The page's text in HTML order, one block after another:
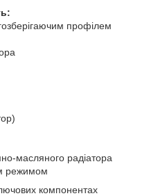
профілем
масляного радіатора
режимом
компонентах